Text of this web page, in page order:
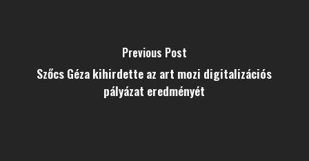
Previous Post
Szőcs Géza kihirdette az art mozi digitalizációs
pályázat eredményét